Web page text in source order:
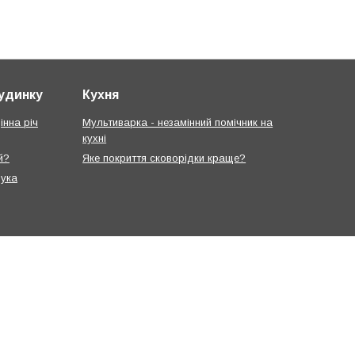
річ
Кухня
Мультиварка - незамінний помічник на
кухні
Яке покриття сковорідки краще?